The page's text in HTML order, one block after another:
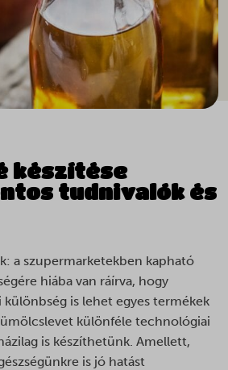
készítése
tudnivalók és
a szupermarketekben kapható
hiába van ráírva, hogy
különbség is lehet egyes termékek
különféle technológiai
is készíthetünk. Amellett,
is jó hatást